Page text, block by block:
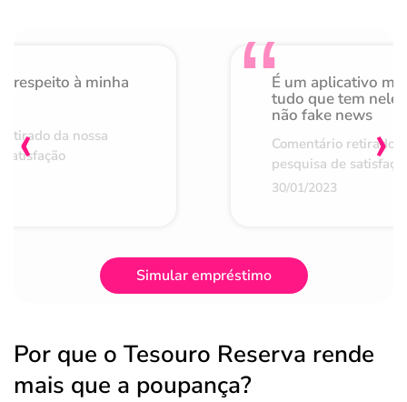
respeito à minha
da nossa
É um aplicativo
tudo que tem nele
não fake news
Comentário retirado
pesquisa de
30/01/2023
‹ ›
Simular empréstimo
Por que o Tesouro Reserva rende
mais que a poupança?